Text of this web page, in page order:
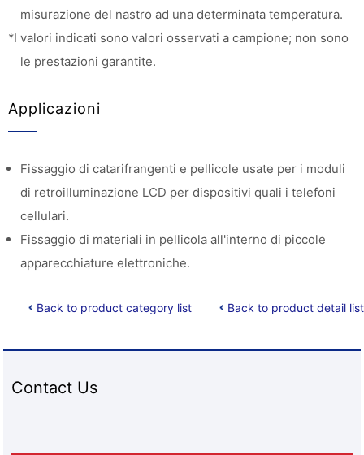
misurazione del nastro ad una determinata temperatura.
*I valori indicati sono valori osservati a campione; non sono
le prestazioni garantite.
Applicazioni
Fissaggio di catarifrangenti e pellicole usate per i moduli
di retroilluminazione LCD per dispositivi quali i telefoni
cellulari.
Fissaggio di materiali in pellicola all'interno di piccole
apparecchiature elettroniche.
Back to product category list Back to product detail list
Contact Us